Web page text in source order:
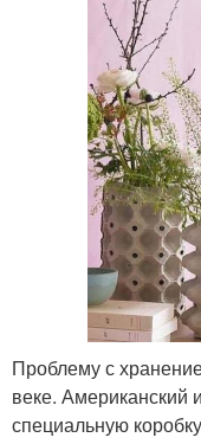
Проблему с
веке. Американский
специальную